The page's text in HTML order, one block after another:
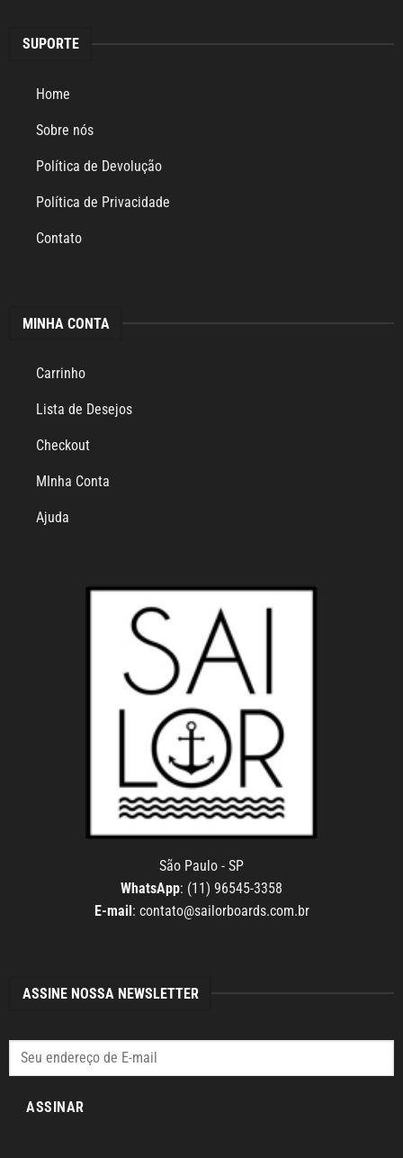
SUPORTE
Home
Sobre nós
Política de Devolução
Política de Privacidade
Contato
MINHA CONTA
Carrinho
Lista de Desejos
Checkout
MInha Conta
Ajuda
São Paulo - SP
WhatsApp: (11) 96545-3358
E-mail: contato@sailorboards.com.br
ASSINE NOSSA NEWSLETTER
ASSINAR